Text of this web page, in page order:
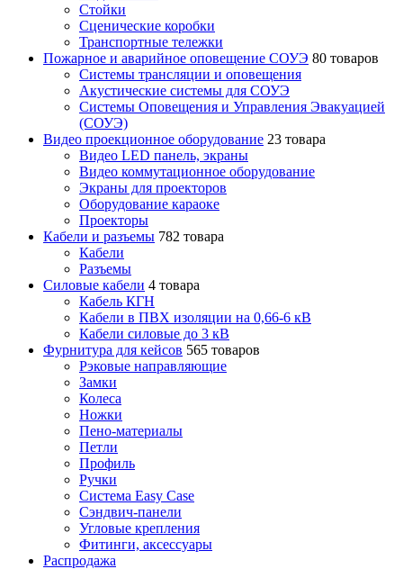
Стойки
Сценические коробки
Транспортные тележки
Пожарное и аварийное оповещение СОУЭ 80 товаров
Cистемы трансляции и оповещения
Акустические системы для СОУЭ
Системы Оповещения и Управления Эвакуацией
(СОУЭ)
Видео проекционное оборудование 23 товара
Видео LED панель, экраны
Видео коммутационное оборудование
Экраны для проекторов
Оборудование караоке
Проекторы
Кабели и разъемы 782 товара
Кабели
Разъемы
Силовые кабели 4 товара
Кабель КГН
Кабели в ПВХ изоляции на 0,66-6 кВ
Кабели силовые до 3 кВ
Фурнитура для кейсов 565 товаров
Рэковые направляющие
Замки
Колеса
Ножки
Пено-материалы
Петли
Профиль
Ручки
Система Easy Case
Сэндвич-панели
Угловые крепления
Фитинги, аксессуары
Распродажа